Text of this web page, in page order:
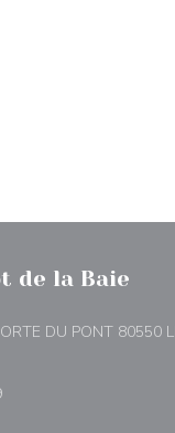
de la Baie
DU PONT 80550
se v novém okně))